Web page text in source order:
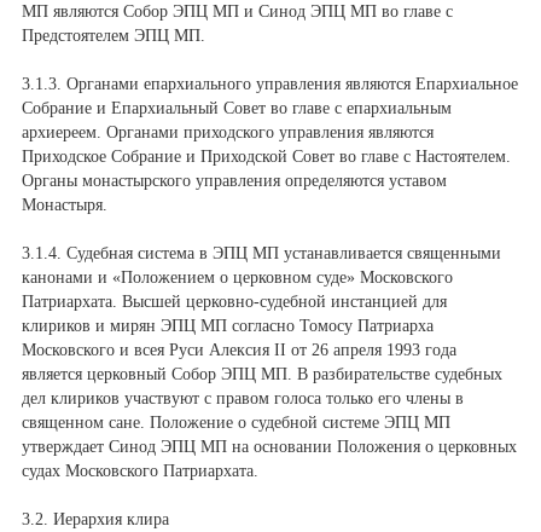
МП являются Собор ЭПЦ МП и Синод ЭПЦ МП во главе с
Предстоятелем ЭПЦ МП.
3.1.3. Органами епархиального управления являются Епархиальное
Собрание и Епархиальный Совет во главе с епархиальным
архиереем. Органами приходского управления являются
Приходское Собрание и Приходской Совет во главе с Настоятелем.
Органы монастырского управления определяются уставом
Монастыря.
3.1.4. Судебная система в ЭПЦ МП устанавливается священными
канонами и «Положением о церковном суде» Московского
Патриархата. Высшей церковно-судебной инстанцией для
клириков и мирян ЭПЦ МП согласно Томосу Патриарха
Московского и всея Руси Алексия II от 26 апреля 1993 года
является церковный Собор ЭПЦ МП. В разбирательстве судебных
дел клириков участвуют с правом голоса только его члены в
священном сане. Положение о судебной системе ЭПЦ МП
утверждает Синод ЭПЦ МП на основании Положения о церковных
судах Московского Патриархата.
3.2. Иерархия клира